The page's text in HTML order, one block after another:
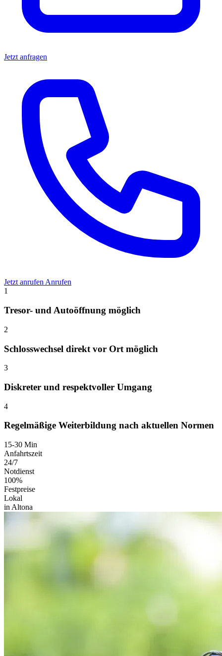
Jetzt anfragen
Jetzt anrufenAnrufen
1
Tresor- und Autoöffnung möglich
2
Schlosswechsel direkt vor Ort möglich
3
Diskreter und respektvoller Umgang
4
Regelmäßige Weiterbildung nach aktuellen Normen
15-30 Min
Anfahrtszeit
24/7
Notdienst
100%
Festpreise
Lokal
in Altona